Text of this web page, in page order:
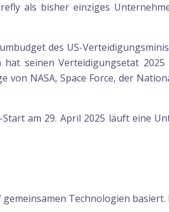
als bisher einziges
des US-
seinen Verteidigungsetat
NASA, Space Force, der
am 29. April 2025 läuft eine
Technologien